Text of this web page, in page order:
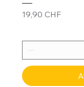
Prezzo
19,90 CHF